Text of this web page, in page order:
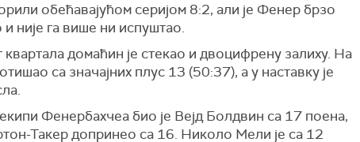
обећавајућом серијом 8:2, али је Фенер брзо
није га више ни испуштао.
домаћин је стекао и двоцифрену залиху. На
са значајних плус 13 (50:37), а у наставку је
Фенербахчеа био је Вејд Болдвин са 17 поена,
Такер допринео са 16. Николо Мели је са 12